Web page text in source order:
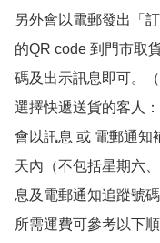
另外會以電郵發出「
的QR code 到門市取
碼及出示訊息即可。
選擇快遞送貨的客人：
會以訊息 或 電郵通知
天內（不包括星期六
息及電郵通知追蹤號碼
所需運費可參考以下